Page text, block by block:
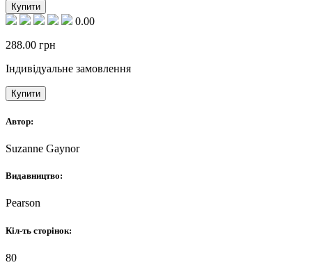
Купити
0.00
288.00 грн
Індивідуальне замовлення
Купити
Автор:
Suzanne Gaynor
Видавництво:
Pearson
Кіл-ть сторінок:
80